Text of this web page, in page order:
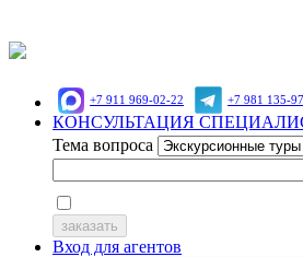
+7 911 969-02-22 +7 981 135-
КОНСУЛЬТАЦИЯ
Тема вопроса
Вход для агентов